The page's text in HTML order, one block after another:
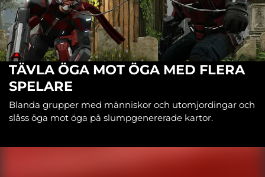
TÄVLA ÖGA MOT ÖGA MED FLERA
SPELARE
Blanda grupper med människor och utomjordingar och
slåss öga mot öga på slumpgenererade kartor.